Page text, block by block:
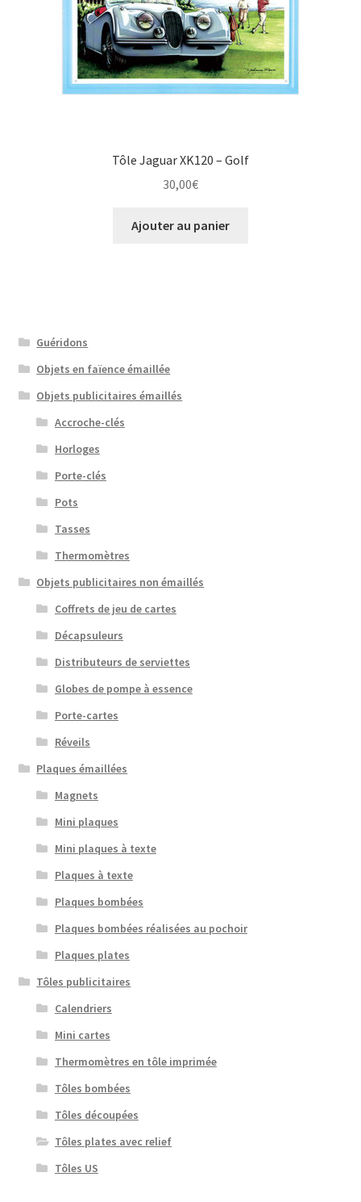
Tôle Jaguar XK120 – Golf
30,00€
Ajouter au panier
Guéridons
Objets en faïence émaillée
Objets publicitaires émaillés
Accroche-clés
Horloges
Porte-clés
Pots
Tasses
Thermomètres
Objets publicitaires non émaillés
Coffrets de jeu de cartes
Décapsuleurs
Distributeurs de serviettes
Globes de pompe à essence
Porte-cartes
Réveils
Plaques émaillées
Magnets
Mini plaques
Mini plaques à texte
Plaques à texte
Plaques bombées
Plaques bombées réalisées au pochoir
Plaques plates
Tôles publicitaires
Calendriers
Mini cartes
Thermomètres en tôle imprimée
Tôles bombées
Tôles découpées
Tôles plates avec relief
Tôles US